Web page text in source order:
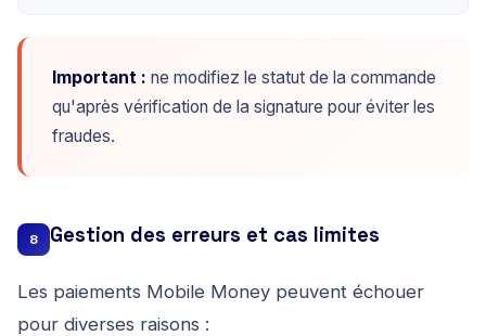
Important : ne modifiez le statut de la commande
qu'après vérification de la signature pour éviter les
fraudes.
8 Gestion des erreurs et cas limites
Les paiements Mobile Money peuvent échouer
pour diverses raisons :